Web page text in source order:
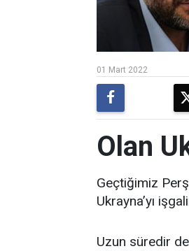
01 Mart 2022
Olan
Geçtiğimiz
Ukrayna’yı
Uzun süredir